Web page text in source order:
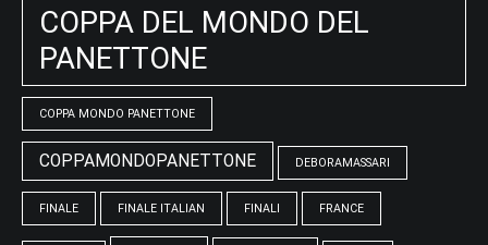
COPPA DEL MONDO DEL
PANETTONE
COPPA MONDO PANETTONE
COPPAMONDOPANETTONE DEBORAMASSARI
FINALE FINALE ITALIAN FINALI FRANCE